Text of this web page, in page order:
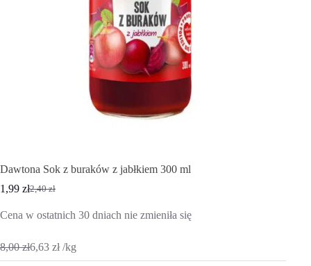
Dawtona Sok z buraków z jabłkiem 300 ml
2,40zł
Pierwotna
wynosiła:
1,99 złAktualna
wynosi:
Cena w ostatnich 30 dniach nie zmieniła się
8,00zł6,63 zł /kg